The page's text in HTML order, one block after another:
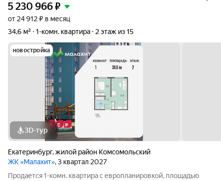
5 230 966₽
от 24 912 ₽ в месяц
34,6 м²
1-комн. квартира 2 этаж из 15
новостройка
3D-тур
Екатеринбург,жилой район Комсомольский
ЖК «Малахит», 3 квартал 2027
Продается 1-комн. квартира с европланировкой, площадью